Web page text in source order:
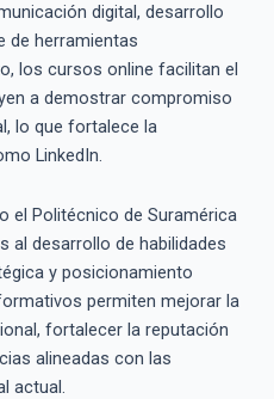
digital, desarrollo
de herramientas
los cursos online facilitan el
a demostrar compromiso
lo que fortalece la
LinkedIn.
el Politécnico de Suramérica
al desarrollo de habilidades
y posicionamiento
permiten mejorar la
fortalecer la reputación
alineadas con las
actual.